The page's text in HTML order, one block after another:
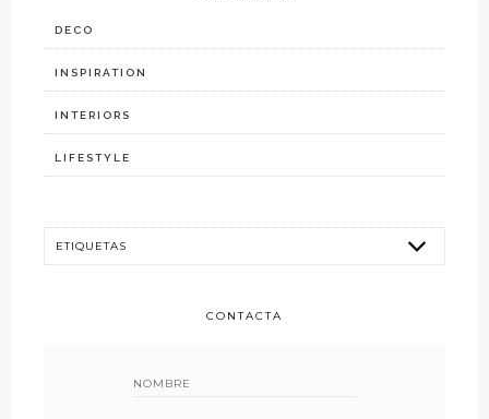
DECO
INSPIRATION
INTERIORS
LIFESTYLE
CONTACTA